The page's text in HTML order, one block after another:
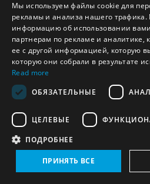
Ядерное оружие (1)
Джибути (1)
Ядерное оружие
Ядерное оружие
Мы используем файлы cookie для
рекламы и анализа нашего
информацию об использовании
партнерам по рекламе и аналитике,
ее с другой информацией, которую
которую они собрали в результате
Read more
ОБЯЗАТЕЛЬНЫЕ
ЦЕЛЕВЫЕ
ПОДРОБНЕЕ
ПРИНЯТЬ ВСЕ